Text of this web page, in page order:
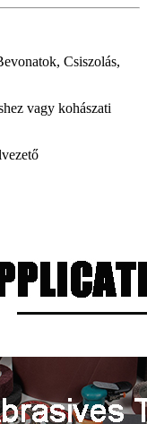
Csiszolás,
vagy kohászati